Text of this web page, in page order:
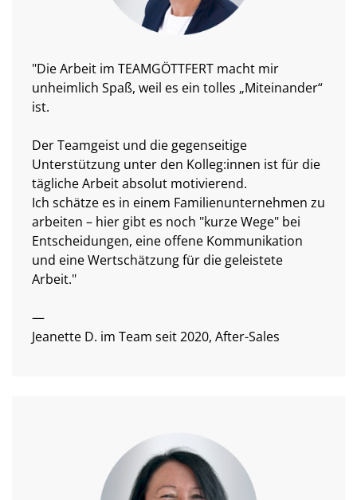
"Die Arbeit im TEAMGÖTTFERT macht mir
unheimlich Spaß, weil es ein tolles „Miteinander“
ist.
Der Teamgeist und die gegenseitige
Unterstützung unter den Kolleg:innen ist für die
tägliche Arbeit absolut motivierend.
Ich schätze es in einem Familienunternehmen zu
arbeiten – hier gibt es noch "kurze Wege" bei
Entscheidungen, eine offene Kommunikation
und eine Wertschätzung für die geleistete
Arbeit."
—
Jeanette D. im Team seit 2020, After-Sales